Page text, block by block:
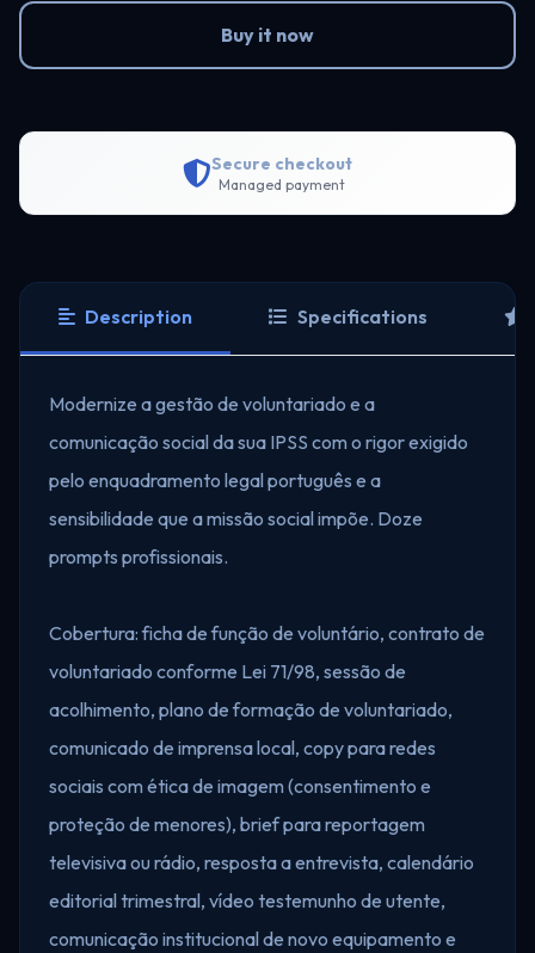
Buy it now
Secure checkout
Managed payment
Description Specifications
Modernize a gestão de voluntariado e a
comunicação social da sua IPSS com o rigor exigido
pelo enquadramento legal português e a
sensibilidade que a missão social impõe. Doze
prompts profissionais.
Cobertura: ficha de função de voluntário, contrato de
voluntariado conforme Lei 71/98, sessão de
acolhimento, plano de formação de voluntariado,
comunicado de imprensa local, copy para redes
sociais com ética de imagem (consentimento e
proteção de menores), brief para reportagem
televisiva ou rádio, resposta a entrevista, calendário
editorial trimestral, vídeo testemunho de utente,
comunicação institucional de novo equipamento e